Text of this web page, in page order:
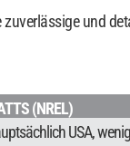
und
(NREL)
USA,